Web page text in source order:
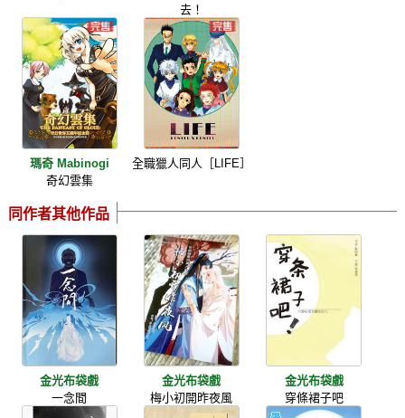
去！
瑪奇 Mabinogi
奇幻雲集
全職獵人同人［LIFE］
同作者其他作品
金光布袋戲
一念間
金光布袋戲
梅小初開昨夜風
金光布袋戲
穿條裙子吧